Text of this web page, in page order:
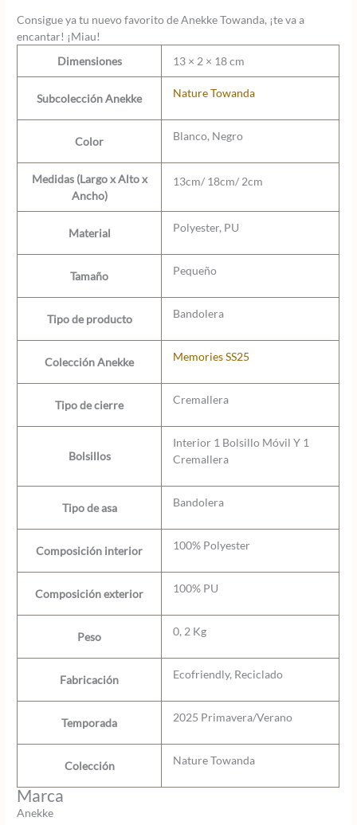
Consigue ya tu nuevo favorito de Anekke Towanda, ¡te va a
encantar! ¡Miau!
Dimensiones
13 × 2 × 18 cm
Subcolección Anekke Nature Towanda
Color Blanco, Negro
Medidas (Largo x Alto x
Ancho)
13cm/ 18cm/ 2cm
Material Polyester, PU
Tamaño Pequeño
Tipo de producto Bandolera
Colección Anekke Memories SS25
Tipo de cierre Cremallera
Bolsillos
Interior 1 Bolsillo Móvil Y 1
Cremallera
Tipo de asa Bandolera
Composición interior 100% Polyester
Composición exterior 100% PU
Peso 0, 2 Kg
Fabricación Ecofriendly, Reciclado
Temporada 2025 Primavera/Verano
Colección Nature Towanda
Marca
Anekke